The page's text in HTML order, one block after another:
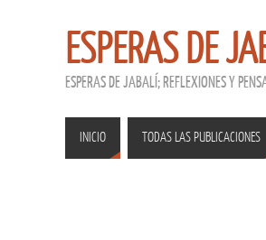
ESPERAS DE
ESPERAS DE JABALÍ; REFLEXIONES Y
INICIO TODAS LAS PUBLICACIONES